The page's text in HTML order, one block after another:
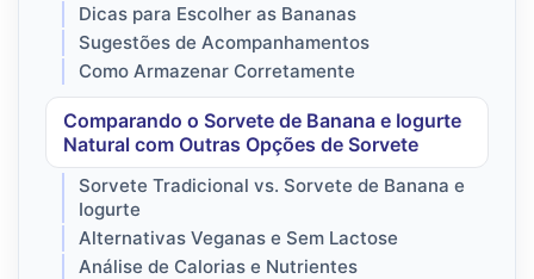
Dicas para Escolher as Bananas
Sugestões de Acompanhamentos
Como Armazenar Corretamente
Comparando o Sorvete de Banana e Iogurte
Natural com Outras Opções de Sorvete
Sorvete Tradicional vs. Sorvete de Banana e
Iogurte
Alternativas Veganas e Sem Lactose
Análise de Calorias e Nutrientes